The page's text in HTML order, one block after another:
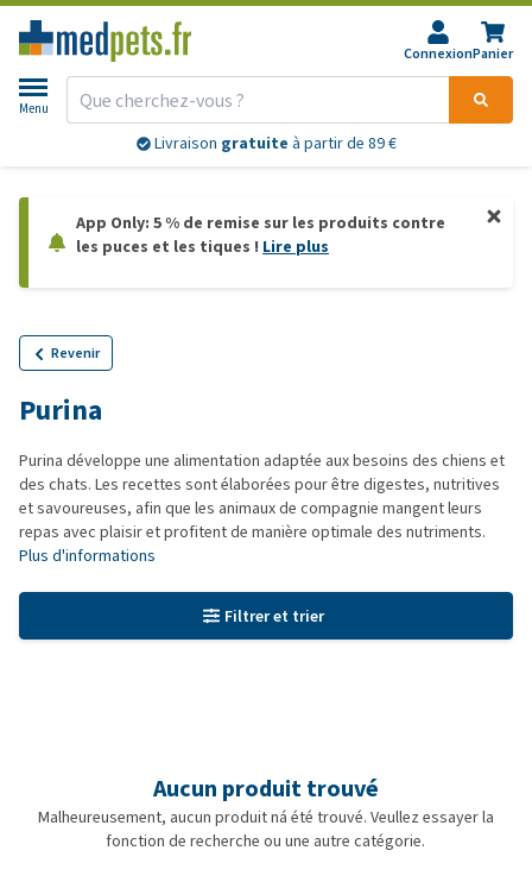
ConnexionPanier
Menu
Livraison gratuite à partir de 89 €
App Only: 5 % de remise sur les produits contre
les puces et les tiques ! Lire plus
Revenir
Purina
Purina développe une alimentation adaptée aux besoins des chiens et
des chats. Les recettes sont élaborées pour être digestes, nutritives
et savoureuses, afin que les animaux de compagnie mangent leurs
repas avec plaisir et profitent de manière optimale des nutriments.
Plus d'informations
Filtrer et trier
Aucun produit trouvé
Malheureusement, aucun produit ná été trouvé. Veullez essayer la
fonction de recherche ou une autre catégorie.